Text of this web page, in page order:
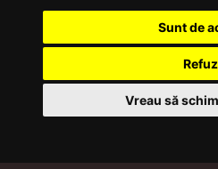
Sunt de
Refuz
Vreau să